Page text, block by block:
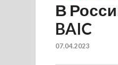
В
BAIC
07.04.2023